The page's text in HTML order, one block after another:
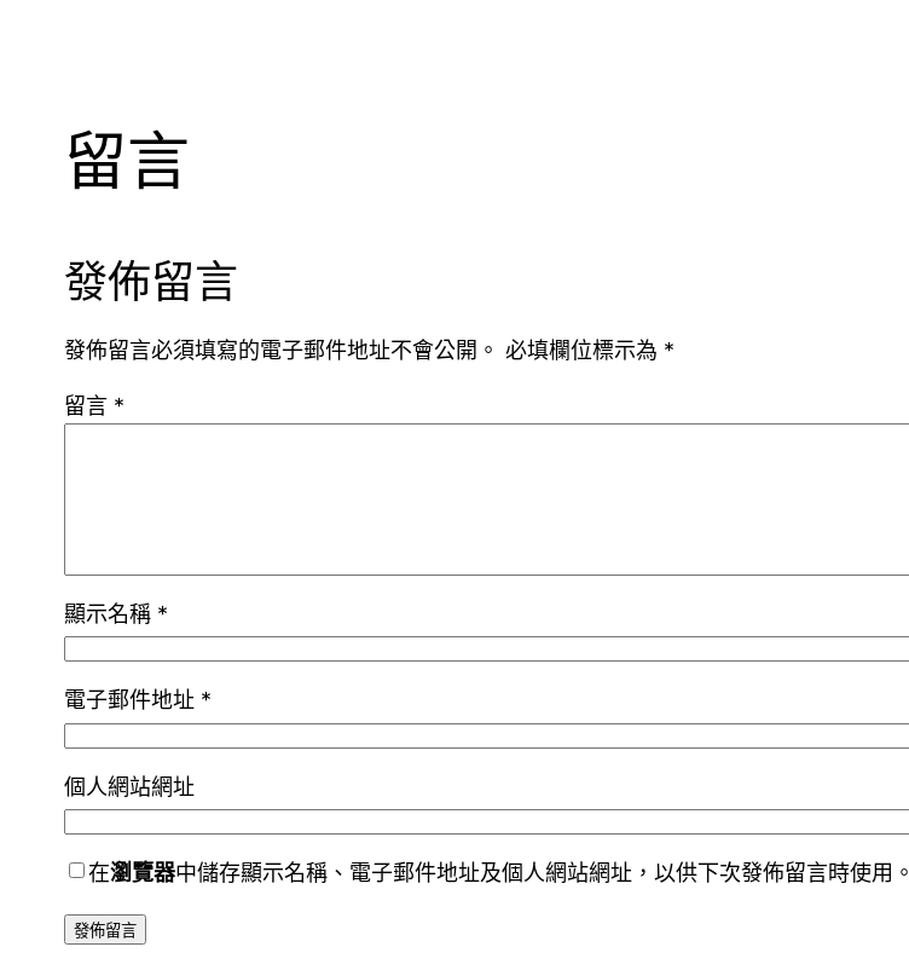
留言
發佈留言
發佈留言必須填寫的電子郵件地址不會公開。 必填欄位標示為 *
留言 *
顯示名稱 *
電子郵件地址 *
個人網站網址
在瀏覽器中儲存顯示名稱、電子郵件地址及個人網站網址，以供下次發佈留言時使用。